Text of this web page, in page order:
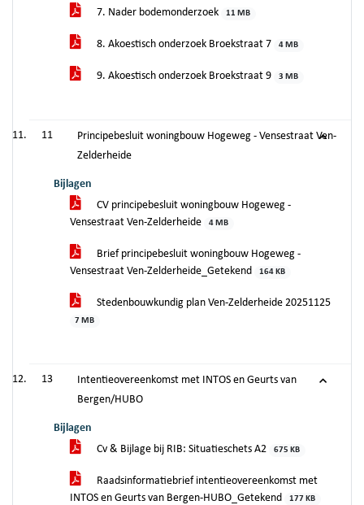
7. Nader bodemonderzoek 11 MB
8. Akoestisch onderzoek Broekstraat 7 4 MB
9. Akoestisch onderzoek Broekstraat 9 3 MB
11
Principebesluit woningbouw Hogeweg - Vensestraat Ven-
Zelderheide
Bijlagen
CV principebesluit woningbouw Hogeweg -
Vensestraat Ven-Zelderheide
4 MB
Brief principebesluit woningbouw Hogeweg -
Vensestraat Ven-Zelderheide_Getekend
164 KB
Stedenbouwkundig plan Ven-Zelderheide 20251125
7 MB
13
Intentieovereenkomst met INTOS en Geurts van
Bergen/HUBO
Bijlagen
Cv & Bijlage bij RIB: Situatieschets A2
675 KB
Raadsinformatiebrief intentieovereenkomst met
INTOS en Geurts van Bergen-HUBO_Getekend
177 KB